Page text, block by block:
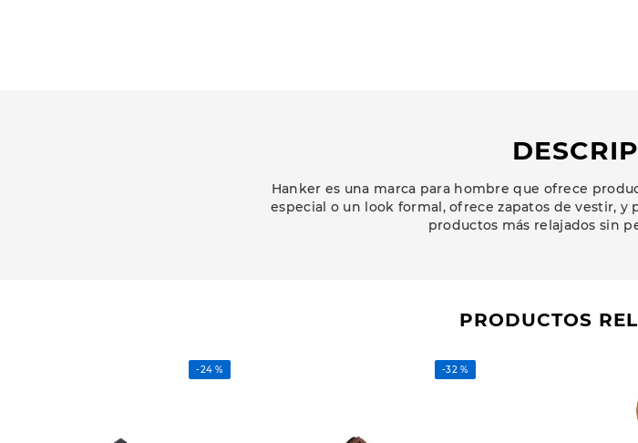
Hanker es una marca para hombre que ofrece
especial o un look formal, ofrece zapatos de vestir,
productos más relajados sin
PRODUCTOS
-24 % -32 %